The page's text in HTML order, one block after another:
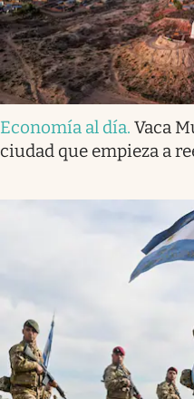
Economía al día. Vaca
ciudad que empieza a